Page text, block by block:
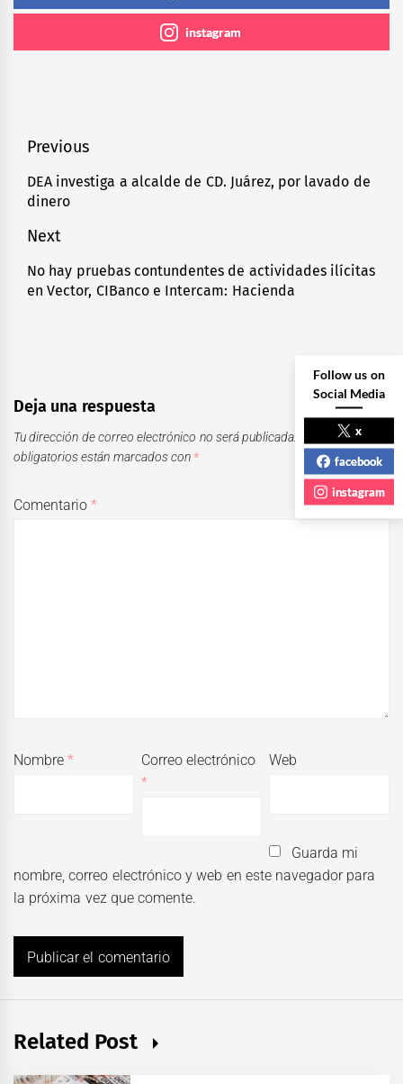
instagram
Navegación
de
entradas
Previous
Previous
post:
DEA investiga a alcalde de CD. Juárez, por lavado de
dinero
Next
Next
post:
No hay pruebas contundentes de actividades ilícitas
en Vector, CIBanco e Intercam: Hacienda
Deja una respuesta
Tu dirección de correo electrónico no será publicada.
Los campos
obligatorios están marcados con *
Comentario*
Nombre*
Correo electrónico
*
Web
Guarda mi
nombre, correo electrónico y web en este navegador para
la próxima vez que comente.
Related Post
Follow us on
Social Media
x
facebook
instagram